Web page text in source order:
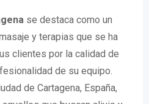
se destaca como un
y terapias que se ha
clientes por la calidad de
de su equipo.
de Cartagena, España,